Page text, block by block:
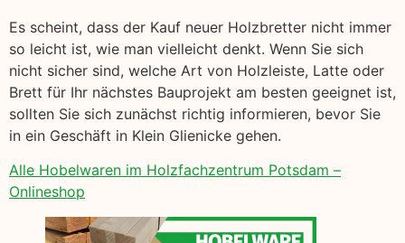
Es scheint, dass der Kauf neuer Holzbretter nicht immer
so leicht ist, wie man vielleicht denkt. Wenn Sie sich
nicht sicher sind, welche Art von Holzleiste, Latte oder
Brett für Ihr nächstes Bauprojekt am besten geeignet ist,
sollten Sie sich zunächst richtig informieren, bevor Sie
in ein Geschäft in Klein Glienicke gehen.
Alle Hobelwaren im Holzfachzentrum Potsdam –
Onlineshop